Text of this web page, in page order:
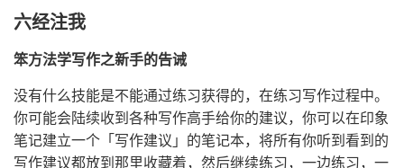
六经注我
笨方法学写作之新手的告诫
没有什么技能是不能通过练习获得的，在练习写作过程中。
你可能会陆续收到各种写作高手给你的建议，你可以在印象
笔记建立一个「写作建议」的笔记本，将所有你听到看到的
写作建议都放到那里收藏着，然后继续练习，一边练习，一